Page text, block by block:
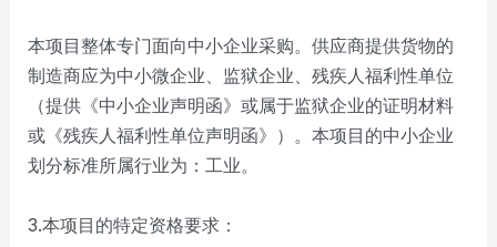
本项目整体专门面向中小企业采购。供应商提供货物的
制造商应为中小微企业、监狱企业、残疾人福利性单位
（提供《中小企业声明函》或属于监狱企业的证明材料
或《残疾人福利性单位声明函》）。本项目的中小企业
划分标准所属行业为：工业。
3.本项目的特定资格要求：